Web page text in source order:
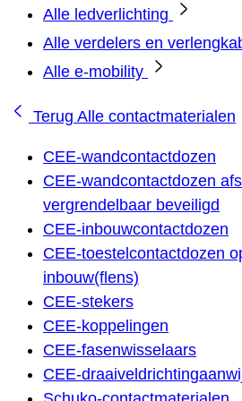
Alle ledverlichting
Alle verdelers en
Alle e-mobility
Terug Alle contactmaterialen
CEE-wandcontactdozen
CEE-wandcontactdozen
vergrendelbaar beveiligd
CEE-inbouwcontactdozen
CEE-toestelcontactdozen
inbouw(flens)
CEE-stekers
CEE-koppelingen
CEE-fasenwisselaars
CEE-